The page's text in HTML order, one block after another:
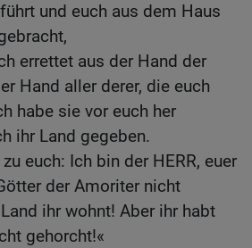
und euch aus dem Haus
errettet aus der Hand der
Hand aller derer, die euch
habe sie vor euch her
ihr Land gegeben.
euch: Ich bin der HERR, euer
der Amoriter nicht
ihr wohnt! Aber ihr habt
gehorcht!«